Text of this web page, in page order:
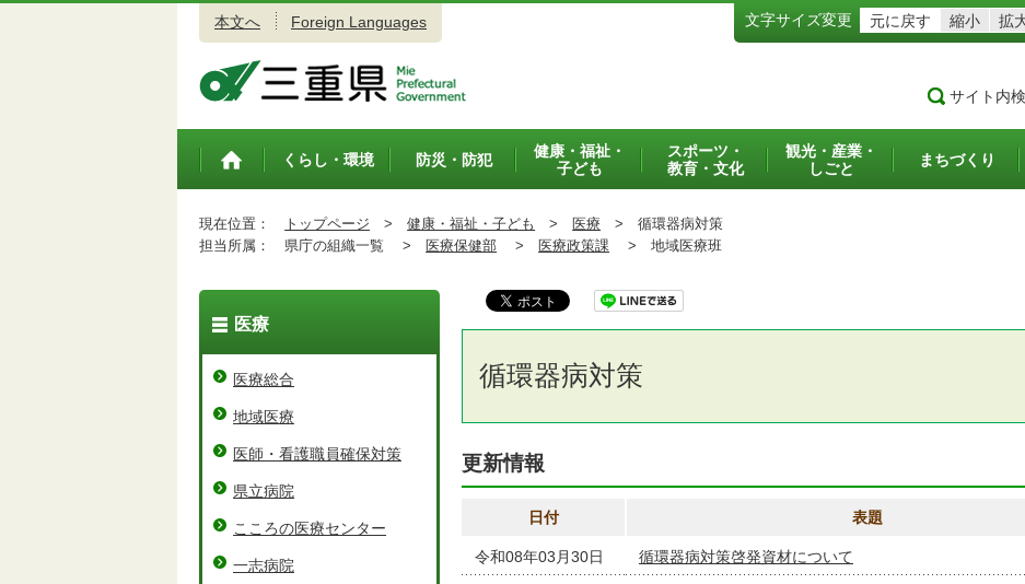
本文へ Foreign Languages 文字サイズ変更 元に戻す 縮小 拡
サイト内
トップペ
くらし・環境 防災・防犯
健康・福祉・
子ども
スポーツ・
教育・文化
観光・産業・
しごと
まちづくり
現在位置： トップページ > 健康・福祉・子ども > 医療 > 循環器病対策
担当所属：
県庁の組織一覧 > 医療保健部 > 医療政策課 > 地域医療班
循環器病対策
更新情報
日付 表題
令和08年03月30日 循環器病対策啓発資材について
医療
医療総合
地域医療
医師・看護職員確保対策
県立病院
こころの医療センター
一志病院